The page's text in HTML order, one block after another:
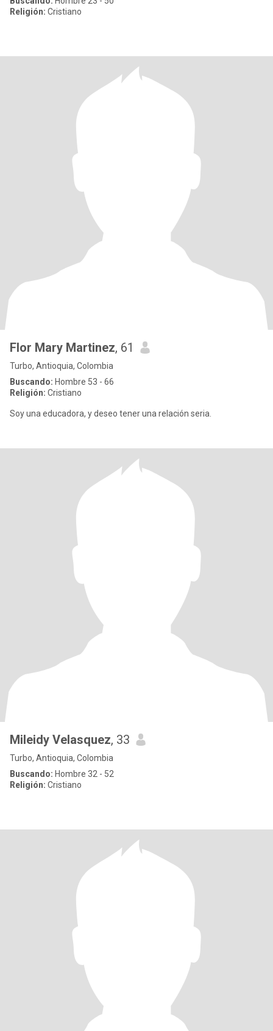
Religión: Cristiano
Flor Mary Martinez, 61
Turbo, Antioquia, Colombia
Buscando: Hombre 53 - 66
Religión: Cristiano
Soy una educadora, y deseo tener una relación seria.
Mileidy Velasquez, 33
Turbo, Antioquia, Colombia
Buscando: Hombre 32 - 52
Religión: Cristiano